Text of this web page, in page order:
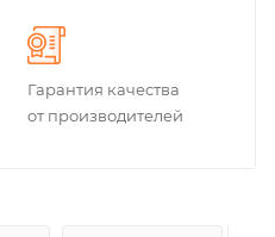
Гарантия качества
от производителей